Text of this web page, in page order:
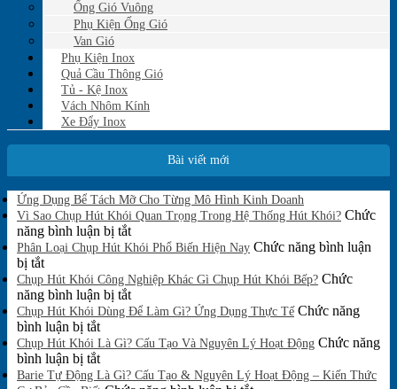
Ống Gió Vuông
Phụ Kiện Ống Gió
Van Gió
Phụ Kiện Inox
Quả Cầu Thông Gió
Tủ - Kệ Inox
Vách Nhôm Kính
Xe Đẩy Inox
Bài viết mới
Ứng Dụng Bể Tách Mỡ Cho Từng Mô Hình Kinh Doanh
có
bình
luận
ở
Dụng
Tách
Cho
Từng
Hình
Vì Sao Chụp Hút Khói Quan Trọng Trong Hệ Thống Hút Khói? Chức
năng bình luận bị tắtở
Vì
Chụp
Hút
Khói
Trọng
Hệ
Phân Loại Chụp Hút Khói Phổ Biến Hiện Nay Chức năng bình luận
bị tắtở
Phân
Loại
Chụp
Hút
Khói
Phổ
Biến
Chụp Hút Khói Công Nghiệp Khác Gì Chụp Hút Khói Bếp? Chức
năng bình luận bị tắtở
Chụp
Khói
Nghiệp
Chụp Hút Khói Dùng Để Làm Gì? Ứng Dụng Thực Tế Chức năng
bình luận bị tắtở
Chụp
Hút
Khói
Chụp Hút Khói Là Gì? Cấu Tạo Và Nguyên Lý Hoạt Động Chức năng
bình luận bị tắtở
Chụp
Barie Tự Động Là Gì? Cấu Tạo & Nguyên Lý Hoạt Động – Kiến Thức